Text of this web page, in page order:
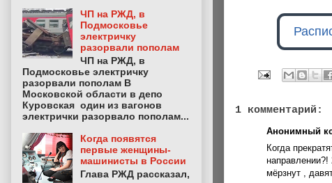
1 комментарий:
Анонимный
Когда
мёрзнут ,
ЧП на РЖД, в
Подмосковье
электричку
разорвали пополам
ЧП на РЖД, в
Подмосковье электричку
разорвали пополам В
Московской области в депо
Куровская один из вагонов
электрички разорвало пополам...
Когда появятся
первые женщины-
машинисты в России
Глава РЖД рассказал,